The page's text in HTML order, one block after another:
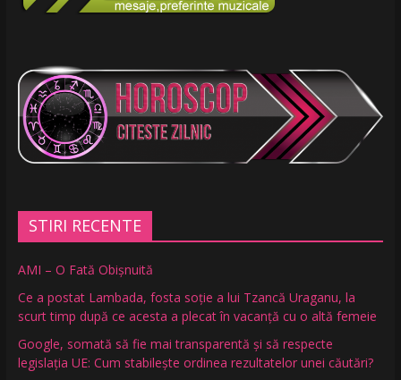
STIRI RECENTE
AMI – O Fată Obişnuită
Ce a postat Lambada, fosta soție a lui Tzancă Uraganu, la
scurt timp după ce acesta a plecat în vacanță cu o altă femeie
Google, somată să fie mai transparentă și să respecte
legislația UE: Cum stabilește ordinea rezultatelor unei căutări?